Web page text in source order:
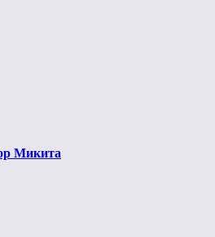
Микита